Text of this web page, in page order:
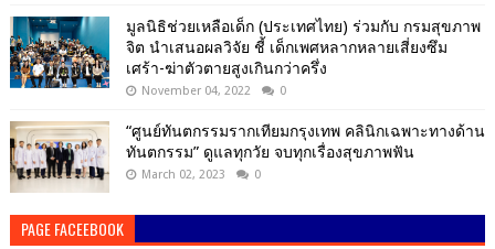
มูลนิธิช่วยเหลือเด็ก (ประเทศไทย) ร่วมกับ กรมสุขภาพ
จิต นำเสนอผลวิจัย ชี้ เด็กเพศหลากหลายเสี่ยงซึม
เศร้า-ฆ่าตัวตายสูงเกินกว่าครึ่ง
November 04, 2022 0
“ศูนย์ทันตกรรมรากเทียมกรุงเทพ คลินิกเฉพาะทางด้าน
ทันตกรรม” ดูแลทุกวัย จบทุกเรื่องสุขภาพฟัน
March 02, 2023 0
PAGE FACEEBOOK